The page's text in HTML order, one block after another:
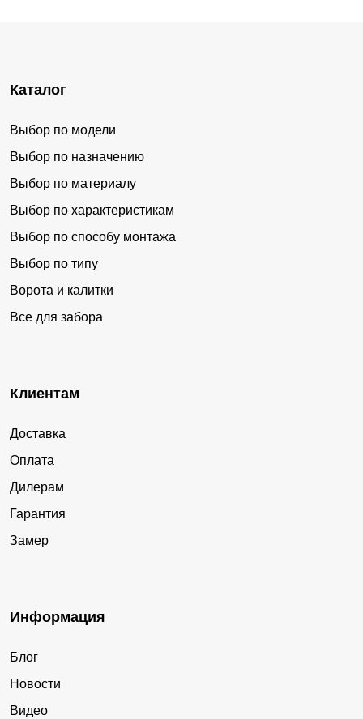
Каталог
Выбор по модели
Выбор по назначению
Выбор по материалу
Выбор по характеристикам
Выбор по способу монтажа
Выбор по типу
Ворота и калитки
Все для забора
Клиентам
Доставка
Оплата
Дилерам
Гарантия
Замер
Информация
Блог
Новости
Видео